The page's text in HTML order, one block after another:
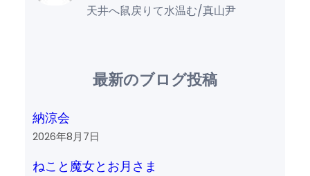
天井へ鼠戻りて水温む/真山尹
最新のブログ投稿
納涼会
2026年8月7日
ねこと魔女とお月さま